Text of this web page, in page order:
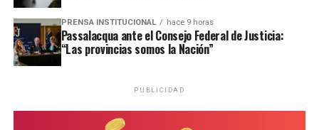
PRENSA INSTITUCIONAL hace 9 horas
Passalacqua ante el Consejo Federal de Justicia:
“Las provincias somos la Nación”
PUBLICIDAD